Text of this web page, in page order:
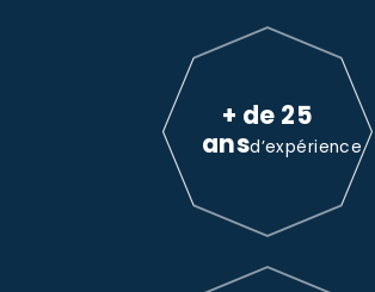
+ de 25
ansd’expérience